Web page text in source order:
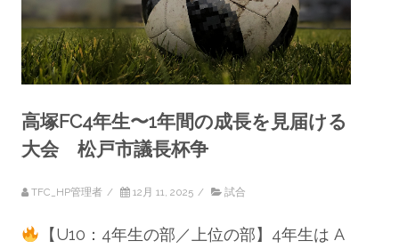
高塚FC4年生〜1年間の成長を見届ける
大会 松戸市議長杯争
TFC_HP管理者 / 12月 11, 2025 / 試合
【U10：4年生の部／上位の部】4年生は A